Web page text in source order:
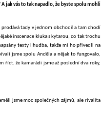
jak vás to tak napadlo, že byste spolu mohli
tady v jednom obchodě a tam chodí
inscenace kluka s kytarou, co tak trochu
texty i hudba, takže mi ho přivedli na
jsme spolu Anděla a nějak to fungovalo,
říct, že kamarádi jsme až poslední dva roky,
jsme moc společných zájmů, ale rivalita